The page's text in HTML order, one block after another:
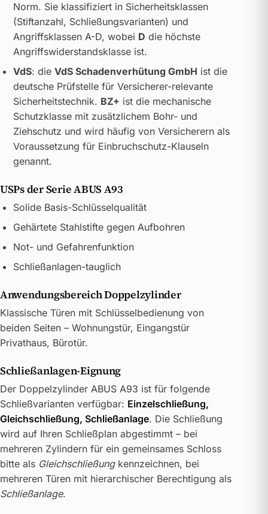
Norm. Sie klassifiziert in Sicherheitsklassen
(Stiftanzahl, Schließungsvarianten) und
Angriffsklassen A-D, wobei D die höchste
Angriffswiderstandsklasse ist.
VdS: die VdS Schadenverhütung GmbH ist die
deutsche Prüfstelle für Versicherer-relevante
Sicherheitstechnik. BZ+ ist die mechanische
Schutzklasse mit zusätzlichem Bohr- und
Ziehschutz und wird häufig von Versicherern als
Voraussetzung für Einbruchschutz-Klauseln
genannt.
USPs der Serie ABUS A93
Solide Basis-Schlüsselqualität
Gehärtete Stahlstifte gegen Aufbohren
Not- und Gefahrenfunktion
Schließanlagen-tauglich
Anwendungsbereich Doppelzylinder
Klassische Türen mit Schlüsselbedienung von
beiden Seiten – Wohnungstür, Eingangstür
Privathaus, Bürotür.
Schließanlagen-Eignung
Der Doppelzylinder ABUS A93 ist für folgende
Schließvarianten verfügbar: Einzelschließung,
Gleichschließung, Schließanlage. Die Schließung
wird auf Ihren Schließplan abgestimmt – bei
mehreren Zylindern für ein gemeinsames Schloss
bitte als Gleichschließungkennzeichnen, bei
mehreren Türen mit hierarchischer Berechtigung als
Schließanlage.